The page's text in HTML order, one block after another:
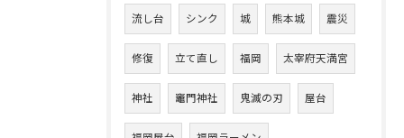
流し台 シンク 城 熊本城 震災
修復 立て直し 福岡 太宰府天満宮
神社 竈門神社 鬼滅の刃 屋台